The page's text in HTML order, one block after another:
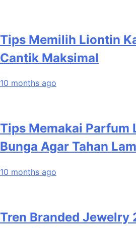
Tips Memilih Liontin
Cantik Maksimal
10 months ago
Tips Memakai Parfum
Bunga Agar Tahan
10 months ago
Tren Branded Jewelry